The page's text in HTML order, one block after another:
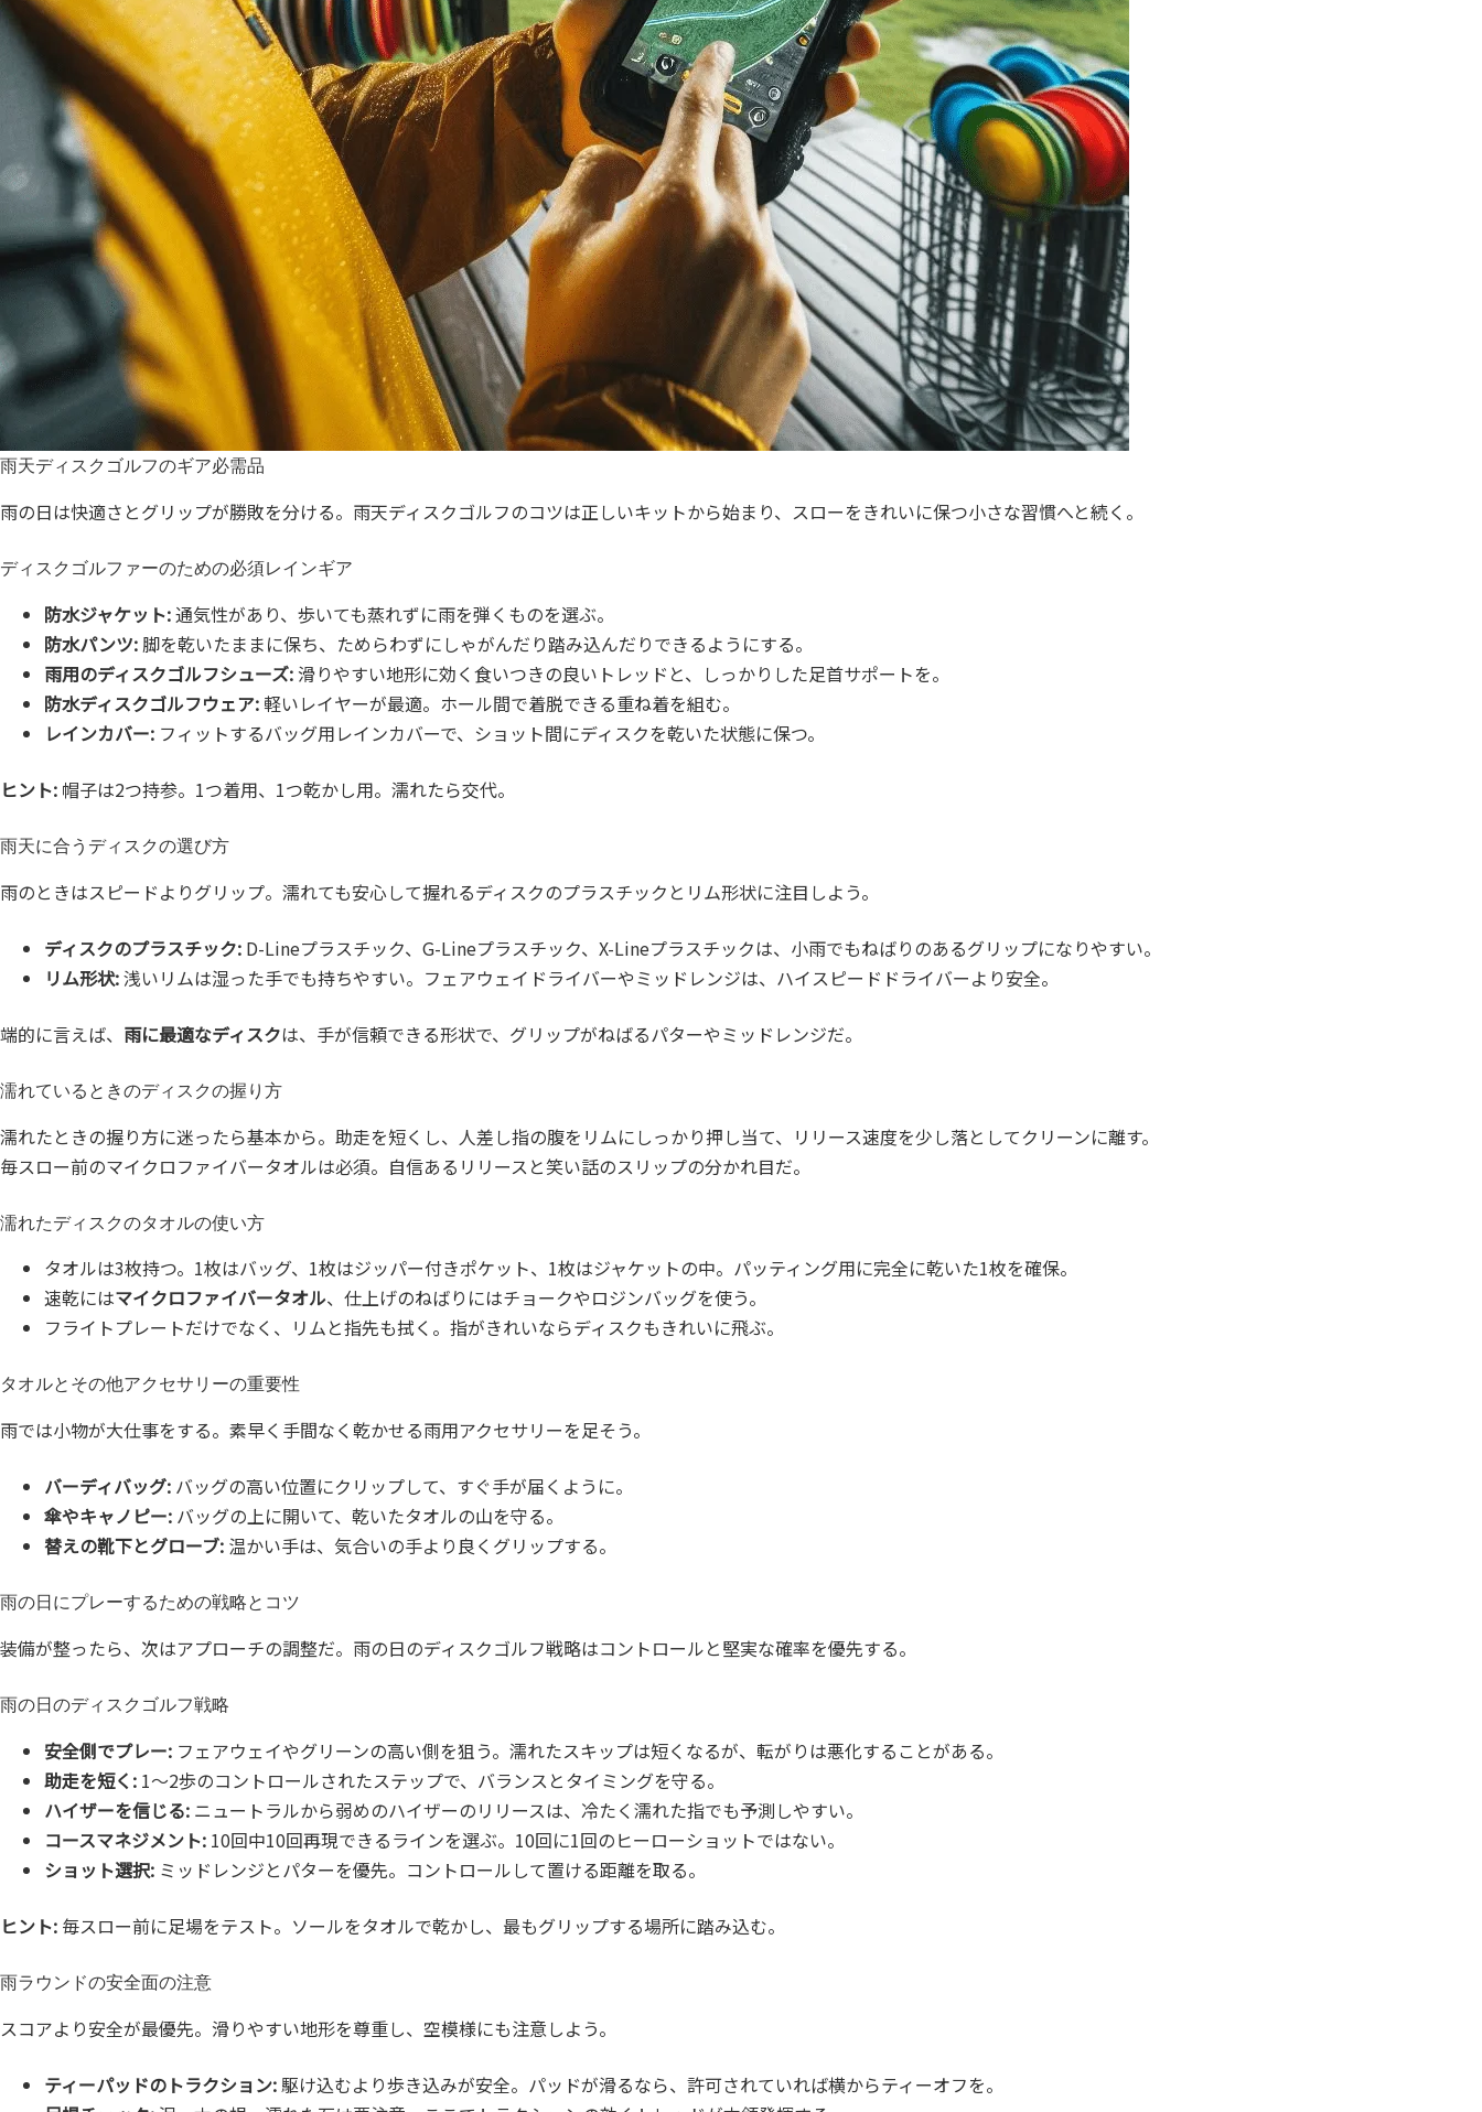
雨天ディスクゴルフのギア必需品
雨の日は快適さとグリップが勝敗を分ける。雨天ディスクゴルフのコツは正しいキットから始まり、スローをきれいに保つ小さな習慣へと続く。
ディスクゴルファーのための必須レインギア
防水ジャケット:通気性があり、歩いても蒸れずに雨を弾くものを選ぶ。
防水パンツ: 脚を乾いたままに保ち、ためらわずにしゃがんだり踏み込んだりできるようにする。
雨用のディスクゴルフシューズ:滑りやすい地形に効く食いつきの良いトレッドと、しっかりした足首サポートを。
防水ディスクゴルフウェア: 軽いレイヤーが最適。ホール間で着脱できる重ね着を組む。
レインカバー: フィットするバッグ用レインカバーで、ショット間にディスクを乾いた状態に保つ。
ヒント: 帽子は2つ持参。1つ着用、1つ乾かし用。濡れたら交代。
雨天に合うディスクの選び方
雨のときはスピードよりグリップ。濡れても安心して握れるディスクのプラスチックとリム形状に注目しよう。
ディスクのプラスチック: D-Lineプラスチック、G-Lineプラスチック、X-Lineプラスチックは、小雨でもねばりのあるグリップになりやすい。
リム形状:浅いリムは湿った手でも持ちやすい。フェアウェイドライバーやミッドレンジは、ハイスピードドライバーより安全。
端的に言えば、 雨に最適なディスクは、手が信頼できる形状で、グリップがねばるパターやミッドレンジだ。
濡れているときのディスクの握り方
濡れたときの握り方に迷ったら基本から。助走を短くし、人差し指の腹をリムにしっかり押し当て、リリース速度を少し落としてクリーンに離す。
毎スロー前のマイクロファイバータオルは必須。自信あるリリースと笑い話のスリップの分かれ目だ。
濡れたディスクのタオルの使い方
タオルは3枚持つ。1枚はバッグ、1枚はジッパー付きポケット、1枚はジャケットの中。パッティング用に完全に乾いた1枚を確保。
速乾にはマイクロファイバータオル、仕上げのねばりにはチョークやロジンバッグを使う。
フライトプレートだけでなく、リムと指先も拭く。指がきれいならディスクもきれいに飛ぶ。
タオルとその他アクセサリーの重要性
雨では小物が大仕事をする。素早く手間なく乾かせる雨用アクセサリーを足そう。
バーディバッグ: バッグの高い位置にクリップして、すぐ手が届くように。
傘やキャノピー: バッグの上に開いて、乾いたタオルの山を守る。
替えの靴下とグローブ: 温かい手は、気合いの手より良くグリップする。
雨の日にプレーするための戦略とコツ
装備が整ったら、次はアプローチの調整だ。雨の日のディスクゴルフ戦略はコントロールと堅実な確率を優先する。
雨の日のディスクゴルフ戦略
安全側でプレー: フェアウェイやグリーンの高い側を狙う。濡れたスキップは短くなるが、転がりは悪化することがある。
助走を短く: 1〜2歩のコントロールされたステップで、バランスとタイミングを守る。
ハイザーを信じる: ニュートラルから弱めのハイザーのリリースは、冷たく濡れた指でも予測しやすい。
コースマネジメント: 10回中10回再現できるラインを選ぶ。10回に1回のヒーローショットではない。
ショット選択: ミッドレンジとパターを優先。コントロールして置ける距離を取る。
ヒント: 毎スロー前に足場をテスト。ソールをタオルで乾かし、最もグリップする場所に踏み込む。
雨ラウンドの安全面の注意
スコアより安全が最優先。滑りやすい地形を尊重し、空模様にも注意しよう。
ティーパッドのトラクション: 駆け込むより歩き込みが安全。パッドが滑るなら、許可されていれば横からティーオフを。